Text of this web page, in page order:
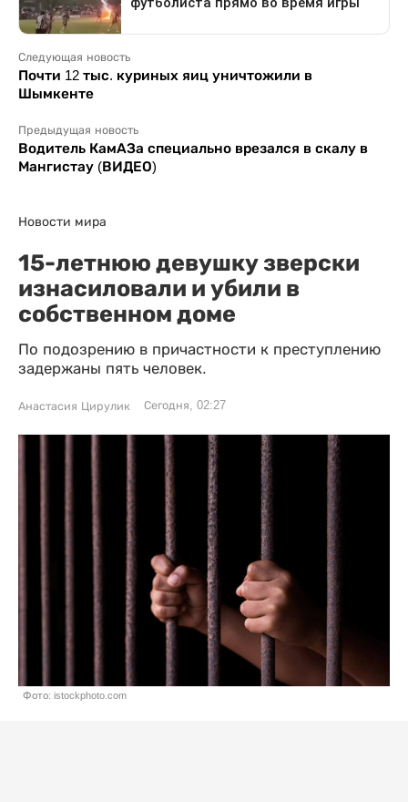
Следующая новость
Почти 12 тыс. куриных яиц уничтожили в
Шымкенте
Предыдущая новость
Водитель КамАЗа специально врезался в скалу в
Мангистау (ВИДЕО)
Новости мира
15-летнюю девушку зверски
изнасиловали и убили в
собственном доме
По подозрению в причастности к преступлению
задержаны пять человек.
Анастасия Цирулик Сегодня, 02:27
Фото: istockphoto.com